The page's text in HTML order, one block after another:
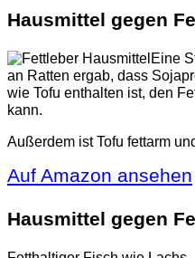
Hausmittel gegen
Eine
an Ratten ergab, dass
wie Tofu enthalten ist, den
kann.
Außerdem ist Tofu fettarm
Auf Amazon ansehen
Hausmittel gegen